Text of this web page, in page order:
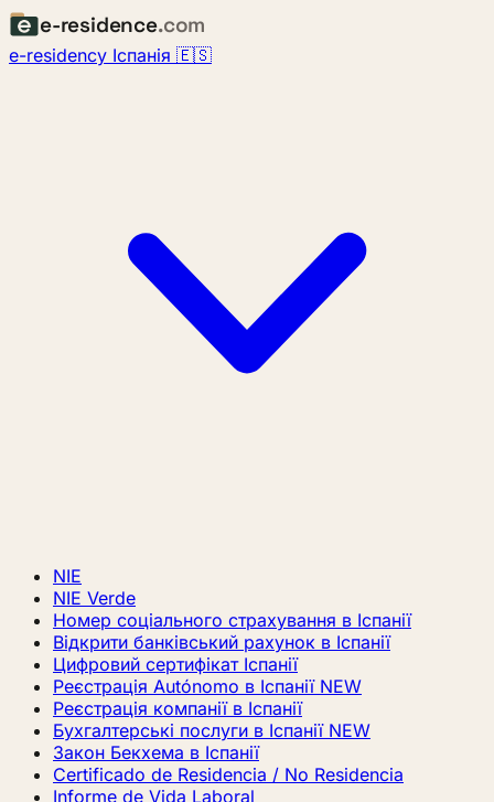
e-residence.com
e-residency Іспанія 🇪🇸
NIE
NIE Verde
Номер соціального страхування в Іспанії
Відкрити банківський рахунок в Іспанії
Цифровий сертифікат Іспанії
Реєстрація Autónomo в Іспанії NEW
Реєстрація компанії в Іспанії
Бухгалтерські послуги в Іспанії NEW
Закон Бекхема в Іспанії
Certificado de Residencia / No Residencia
Informe de Vida Laboral